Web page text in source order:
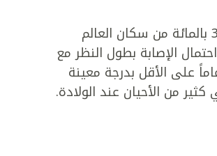
من جهة ثانية يعدّ طول النظر حالة مرضية شائعة نسبياً تُصيب حوالي 10-30 بالمائة من سكان العالم
الإصابة بطول النظر مع
على الأقل بدرجة معينة
من الأحيان عند الولادة.